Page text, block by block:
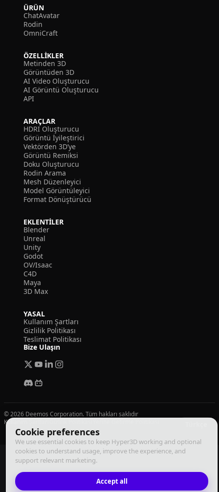
Cookie preferences
We use essential cookies to keep Hyper3D working and optional
cookies to understand usage, improve the experience, and
support relevant marketing.
Accept all
ÜRÜN
ChatAvatar
Rodin
OmniCraft
ÖZELLIKLER
Metinden 3D
Görüntüden 3D
AI Video Oluşturucu
AI Görüntü Oluşturucu
API
ARAÇLAR
HDRI Oluşturucu
Görüntü İyileştirici
Vektörden 3D’ye
Görüntü Remiksi
Doku Oluşturucu
Rodin Arama
Mesh Düzenleyici
Model Görüntüleyici
Format Dönüştürücü
EKLENTILER
Blender
Unreal
Unity
Godot
OV/Isaac
C4D
Maya
3D Max
YASAL
Kullanım Şartları
Gizlilik Politikası
Teslimat Politikası
Bize Ulaşın
© 2026 Deemos Corporation. Tüm hakları saklıdır
Kullanım Şartları